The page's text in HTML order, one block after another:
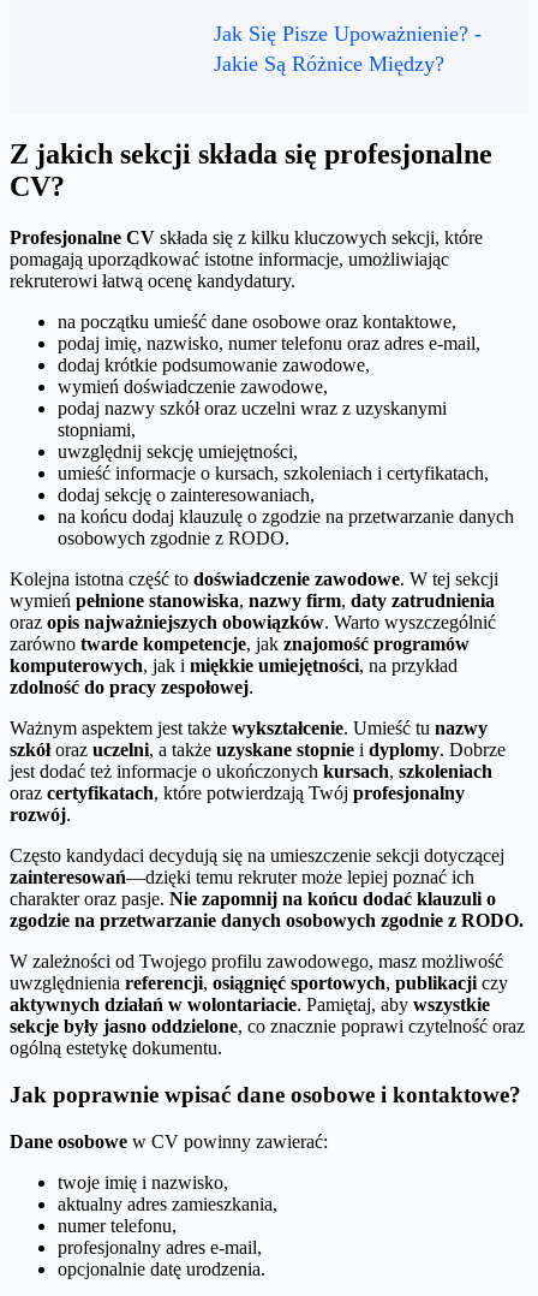
Jak Się Pisze Upoważnienie? -
Jakie Są Różnice Między?
Z jakich sekcji składa się profesjonalne
CV?
Profesjonalne CV składa się z kilku kluczowych sekcji, które
pomagają uporządkować istotne informacje, umożliwiając
rekruterowi łatwą ocenę kandydatury.
na początku umieść dane osobowe oraz kontaktowe,
podaj imię, nazwisko, numer telefonu oraz adres e-mail,
dodaj krótkie podsumowanie zawodowe,
wymień doświadczenie zawodowe,
podaj nazwy szkół oraz uczelni wraz z uzyskanymi
stopniami,
uwzględnij sekcję umiejętności,
umieść informacje o kursach, szkoleniach i certyfikatach,
dodaj sekcję o zainteresowaniach,
na końcu dodaj klauzulę o zgodzie na przetwarzanie danych
osobowych zgodnie z RODO.
Kolejna istotna część to doświadczenie zawodowe. W tej sekcji
wymień pełnione stanowiska, nazwy firm, daty zatrudnienia
oraz opis najważniejszych obowiązków. Warto wyszczególnić
zarówno twarde kompetencje, jak znajomość programów
komputerowych, jak i miękkie umiejętności, na przykład
zdolność do pracy zespołowej.
Ważnym aspektem jest także wykształcenie. Umieść tu nazwy
szkółoraz uczelni, a także uzyskane stopnie i dyplomy. Dobrze
jest dodać też informacje o ukończonych kursach, szkoleniach
oraz certyfikatach, które potwierdzają Twój profesjonalny
rozwój.
Często kandydaci decydują się na umieszczenie sekcji dotyczącej
zainteresowań—dzięki temu rekruter może lepiej poznać ich
charakter oraz pasje. Nie zapomnij na końcu dodać klauzuli o
zgodzie na przetwarzanie danych osobowych zgodnie z RODO.
W zależności od Twojego profilu zawodowego, masz możliwość
uwzględnienia referencji, osiągnięć sportowych, publikacji czy
aktywnych działań w wolontariacie. Pamiętaj, aby wszystkie
sekcje były jasno oddzielone, co znacznie poprawi czytelność oraz
ogólną estetykę dokumentu.
Jak poprawnie wpisać dane osobowe i kontaktowe?
Dane osobowe w CV powinny zawierać:
twoje imię i nazwisko,
aktualny adres zamieszkania,
numer telefonu,
profesjonalny adres e-mail,
opcjonalnie datę urodzenia.